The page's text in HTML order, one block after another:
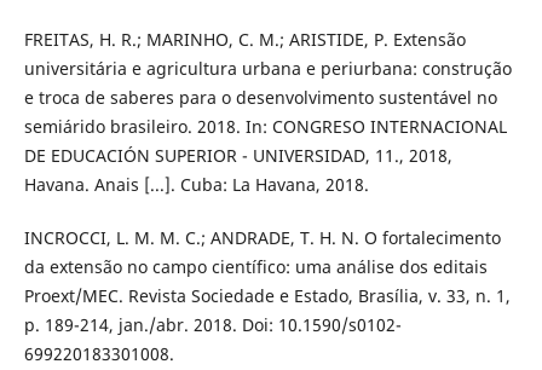
FREITAS, H. R.; MARINHO, C. M.; ARISTIDE, P. Extensão
universitária e agricultura urbana e periurbana: construção
e troca de saberes para o desenvolvimento sustentável no
semiárido brasileiro. 2018. In: CONGRESO INTERNACIONAL
DE EDUCACIÓN SUPERIOR - UNIVERSIDAD, 11., 2018,
Havana. Anais [...]. Cuba: La Havana, 2018.
INCROCCI, L. M. M. C.; ANDRADE, T. H. N. O fortalecimento
da extensão no campo científico: uma análise dos editais
Proext/MEC. Revista Sociedade e Estado, Brasília, v. 33, n. 1,
p. 189-214, jan./abr. 2018. Doi: 10.1590/s0102-
699220183301008.